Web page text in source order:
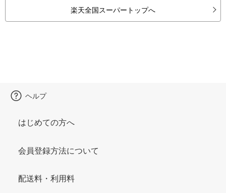
楽天全国スーパートップへ
ヘルプ
はじめての方へ
会員登録方法について
配送料・利用料